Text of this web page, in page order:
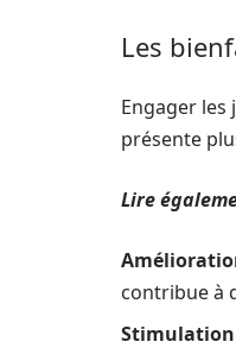
Les
Engager les
présente
Lire
contribue à